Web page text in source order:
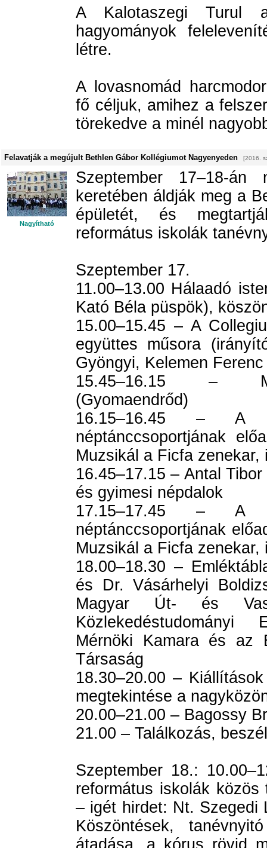
A Kalotaszegi Turul
hagyományok
létre.
A lovasnomád
fő céljuk, amihez a
törekedve a minél
Felavatják a megújult Bethlen Gábor Kollégiumot Nagyenyeden [2016.
Nagyítható
Szeptember 17–18-án
keretében áldják meg a
épületét, és
református iskolák
Szeptember 17.
11.00–13.00 Hálaadó
Kató Béla püspök),
15.00–15.45 – A
együttes műsora
Gyöngyi, Kelemen
15.45–16.15 –
(Gyomaendrőd)
16.15–16.45 – A
néptánccsoportjának
Muzsikál a Ficfa
16.45–17.15 – Antal
és gyimesi népdalok
17.15–17.45 – A
néptánccsoportjának
Muzsikál a Ficfa
18.00–18.30 –
és Dr. Vásárhelyi
Magyar Út- és
Mérnöki Kamara és az
Társaság
18.30–20.00 –
megtekintése a
20.00–21.00 – Bagossy
21.00 – Találkozás,
Szeptember 18.:
református iskolák
– igét hirdet: Nt. Szegedi
Köszöntések,
átadása, a kórus rövid